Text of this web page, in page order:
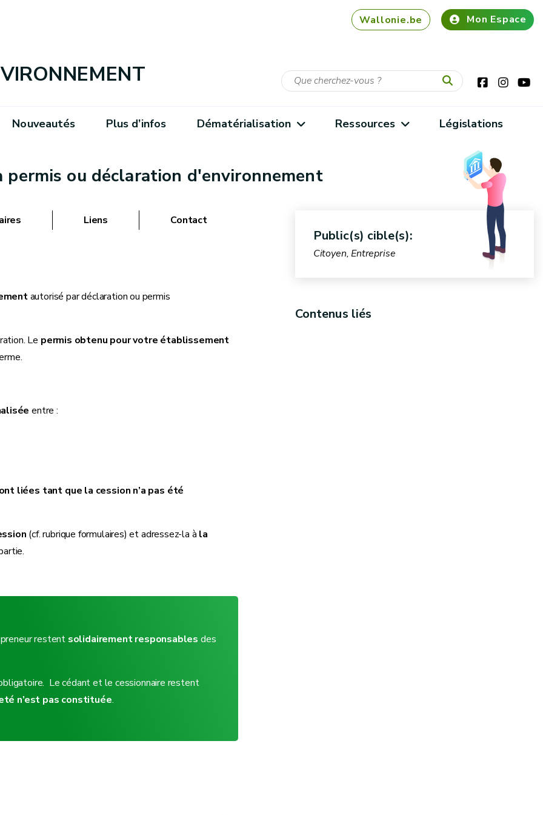
Wallonie.be Mon Espace
Nouveautés Plus d’infos Dématérialisation Ressources Législations
permis ou déclaration d'environnement
Liens Contact
autorisé par déclaration ou permis
Le permis obtenu pour votre établissement
entre :
liées tant que la cession n’a pas été
(cf. rubrique formulaires) et adressez-la à la
restent solidairement responsables des
Le cédant et le cessionnaire restent
n’est pas constituée.
Public(s) cible(s):
Citoyen, Entreprise
Contenus liés